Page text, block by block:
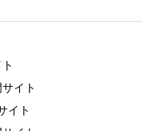
イト
イト